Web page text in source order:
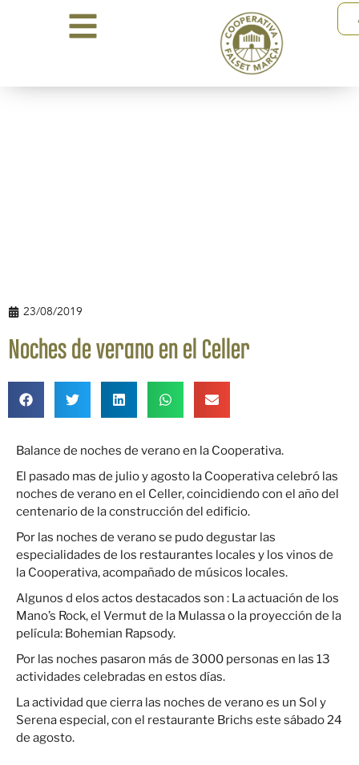
23/08/2019
Noches de verano en el Celler
Balance de noches de verano en la Cooperativa.
El pasado mas de julio y agosto la Cooperativa celebró las
noches de verano en el Celler, coincidiendo con el año del
centenario de la construcción del edificio.
Por las noches de verano se pudo degustar las
especialidades de los restaurantes locales y los vinos de
la Cooperativa, acompañado de músicos locales.
Algunos d elos actos destacados son : La actuación de los
Mano’s Rock, el Vermut de la Mulassa o la proyección de la
película: Bohemian Rapsody.
Por las noches pasaron más de 3000 personas en las 13
actividades celebradas en estos días.
La actividad que cierra las noches de verano es un Sol y
Serena especial, con el restaurante Brichs este sábado 24
de agosto.